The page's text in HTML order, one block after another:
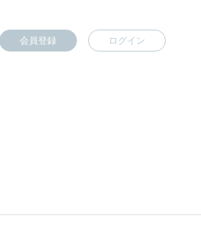
会員登録 ログイン